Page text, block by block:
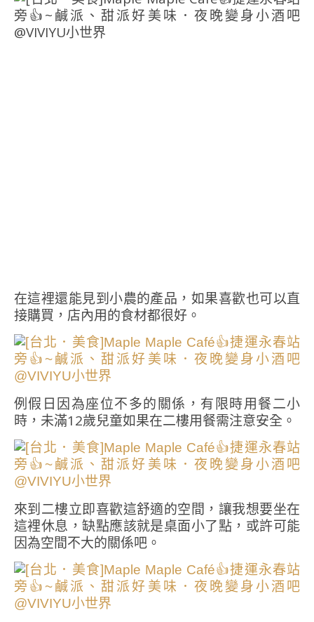
在這裡還能見到小農的產品，如果喜歡也可以直
接購買，店內用的食材都很好。
例假日因為座位不多的關係，有限時用餐二小
時，未滿12歲兒童如果在二樓用餐需注意安全。
來到二樓立即喜歡這舒適的空間，讓我想要坐在
這裡休息，缺點應該就是桌面小了點，或許可能
因為空間不大的關係吧。